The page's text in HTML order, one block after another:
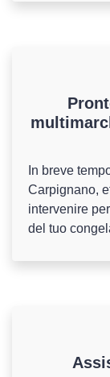
In breve
Carpignano,
intervenire
del tuo